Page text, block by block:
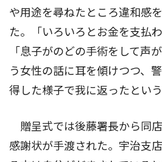
や用途を尋ねたところ違和感
た。「いろいろとお金を支払
「息子がのどの手術をして声
う女性の話に耳を傾けつつ、
得した様子で我に返ったという
贈呈式では後藤署長から同
感謝状が手渡された。宇治支